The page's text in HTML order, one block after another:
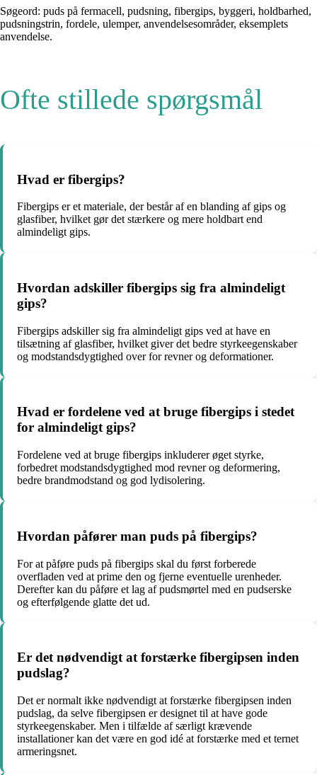
Søgeord: puds på fermacell, pudsning, fibergips, byggeri, holdbarhed,
pudsningstrin, fordele, ulemper, anvendelsesområder, eksemplets
anvendelse.
Ofte stillede spørgsmål
Hvad er fibergips?
Fibergips er et materiale, der består af en blanding af gips og
glasfiber, hvilket gør det stærkere og mere holdbart end
almindeligt gips.
Hvordan adskiller fibergips sig fra almindeligt
gips?
Fibergips adskiller sig fra almindeligt gips ved at have en
tilsætning af glasfiber, hvilket giver det bedre styrkeegenskaber
og modstandsdygtighed over for revner og deformationer.
Hvad er fordelene ved at bruge fibergips i stedet
for almindeligt gips?
Fordelene ved at bruge fibergips inkluderer øget styrke,
forbedret modstandsdygtighed mod revner og deformering,
bedre brandmodstand og god lydisolering.
Hvordan påfører man puds på fibergips?
For at påføre puds på fibergips skal du først forberede
overfladen ved at prime den og fjerne eventuelle urenheder.
Derefter kan du påføre et lag af pudsmørtel med en pudserske
og efterfølgende glatte det ud.
Er det nødvendigt at forstærke fibergipsen inden
pudslag?
Det er normalt ikke nødvendigt at forstærke fibergipsen inden
pudslag, da selve fibergipsen er designet til at have gode
styrkeegenskaber. Men i tilfælde af særligt krævende
installationer kan det være en god idé at forstærke med et ternet
armeringsnet.